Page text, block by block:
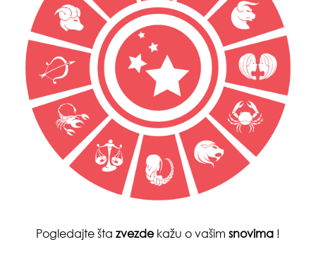
Pogledajte šta zvezde kažu o vašim snovima !